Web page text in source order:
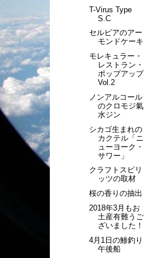
T-Virus Type
S.C
セルビアのアー
モンドケーキ
モレキュラー・
レストラン・
ポップアップ
Vol.2
ノンアルコール
のクロモジ氣
水ジン
シカゴ生まれの
カクテル「ニ
ューヨーク・
サワー」
クラフトスピリ
ッツの取材
桜の香りの抽出
2018年3月もお
土産有難うご
ざいました！
4月1日の鯵釣り
午後船